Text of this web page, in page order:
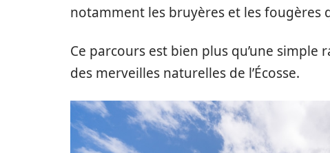
notamment les bruyères et les fougères
Ce parcours est bien plus qu’une
des merveilles naturelles de l’Écosse.